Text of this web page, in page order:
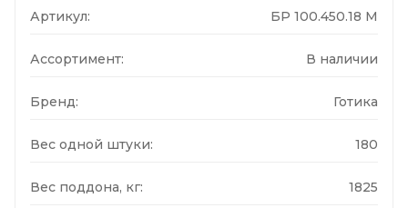
Артикул: БР 100.450.18 М
Ассортимент: В наличии
Бренд: Готика
Вес одной штуки: 180
Вес поддона, кг: 1825